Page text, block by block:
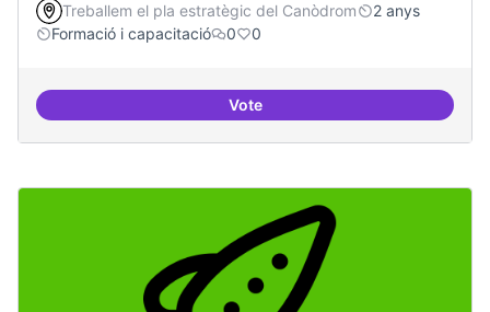
Treballem el pla estratègic del Canòdrom
2 anys
Formació i capacitació
0 0
VoteDefinició del currículum del